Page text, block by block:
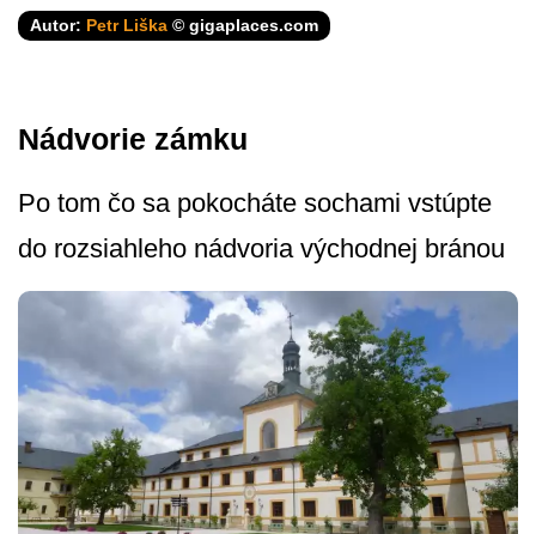
Autor: Petr Liška © gigaplaces.com
Nádvorie zámku
Po tom čo sa pokocháte sochami vstúpte
do rozsiahleho nádvoria východnej bránou